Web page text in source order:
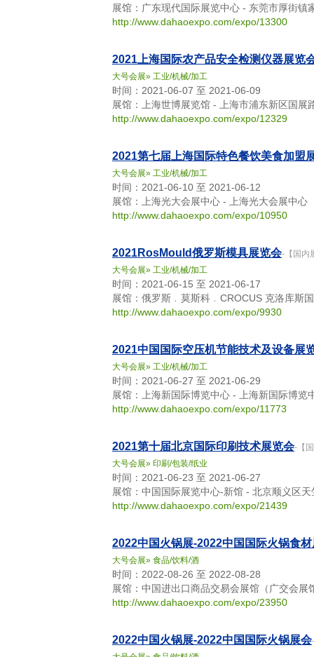
展馆：广东现代国际展览中心 - 东莞市厚街镇
http://www.dahaoexpo.com/expo/13300
2021上海国际农产品安全检测仪器展览
大号会展» 工业/机械/加工
时间：2021-06-07 至 2021-06-09
展馆：上海世博展览馆 - 上海市浦东新区国展
http://www.dahaoexpo.com/expo/12329
2021第七届上海国际特色餐饮美食加盟
大号会展» 工业/机械/加工
时间：2021-06-10 至 2021-06-12
展馆：上海光大会展中心 - 上海光大会展中心
http://www.dahaoexpo.com/expo/10950
2021RosMould俄罗斯模具展览会-【国内
大号会展» 工业/机械/加工
时间：2021-06-15 至 2021-06-17
展馆：俄罗斯﹒莫斯科﹒CROCUS 克洛库斯
http://www.dahaoexpo.com/expo/9930
2021中国国际空压机节能技术及设备展
大号会展» 工业/机械/加工
时间：2021-06-27 至 2021-06-29
展馆：上海新国际博览中心 - 上海新国际博览
http://www.dahaoexpo.com/expo/11773
2021第十届北京国际印刷技术展览会-【
大号会展» 印刷/包装/纸业
时间：2021-06-23 至 2021-06-27
展馆：中国国际展览中心-新馆 - 北京顺义区
http://www.dahaoexpo.com/expo/21439
2022中国火锅展-2022中国国际火锅食
大号会展» 食品/饮料/酒
时间：2022-08-26 至 2022-08-28
展馆：中国进出口商品交易会展馆（广交会
http://www.dahaoexpo.com/expo/23950
2022中国火锅展-2022中国国际火锅展会